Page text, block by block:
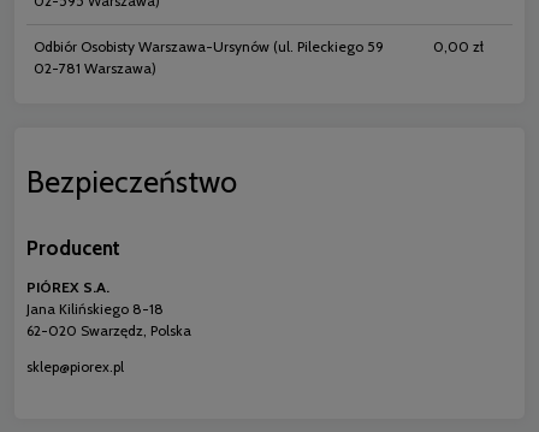
Odbiór Osobisty Warszawa-Ursynów (ul. Pileckiego 59
02-781 Warszawa)
0,00 zł
Bezpieczeństwo
Producent
PIÓREX S.A.
Jana Kilińskiego 8-18
62-020 Swarzędz, Polska
sklep@piorex.pl